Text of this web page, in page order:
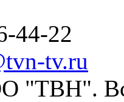
44-22
tv.ru
"ТВН".